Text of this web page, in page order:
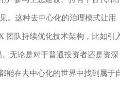
。这种去中心化的治理模式让用
团队持续优化技术架构，比如引
无论是对于普通投资者还是资深
能在去中心化的世界中找到属于